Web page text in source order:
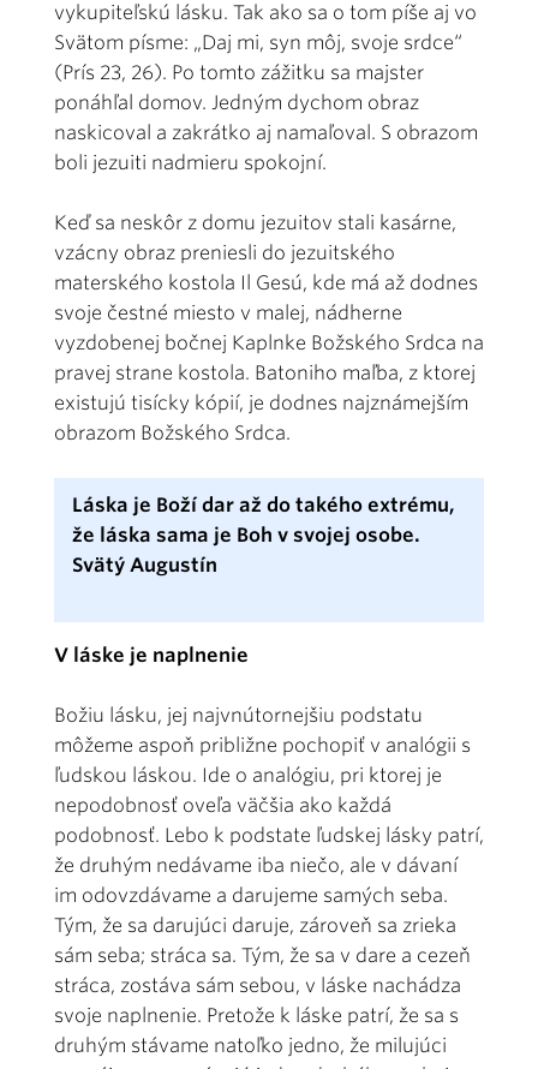
vykupiteľskú lásku. Tak ako sa o tom píše aj vo
Svätom písme: „Daj mi, syn môj, svoje srdce“
(Prís 23, 26). Po tomto zážitku sa majster
ponáhľal domov. Jedným dychom obraz
naskicoval a zakrátko aj namaľoval. S obrazom
boli jezuiti nadmieru spokojní.
Keď sa neskôr z domu jezuitov stali kasárne,
vzácny obraz preniesli do jezuitského
materského kostola Il Gesú, kde má až dodnes
svoje čestné miesto v malej, nádherne
vyzdobenej bočnej Kaplnke Božského Srdca na
pravej strane kostola. Batoniho maľba, z ktorej
existujú tisícky kópií, je dodnes najznámejším
obrazom Božského Srdca.
Láska je Boží dar až do takého extrému,
že láska sama je Boh v svojej osobe.
Svätý Augustín
V láske je naplnenie
Božiu lásku, jej najvnútornejšiu podstatu
môžeme aspoň približne pochopiť v analógii s
ľudskou láskou. Ide o analógiu, pri ktorej je
nepodobnosť oveľa väčšia ako každá
podobnosť. Lebo k podstate ľudskej lásky patrí,
že druhým nedávame iba niečo, ale v dávaní
im odovzdávame a darujeme samých seba.
Tým, že sa darujúci daruje, zároveň sa zrieka
sám seba; stráca sa. Tým, že sa v dare a cezeň
stráca, zostáva sám sebou, v láske nachádza
svoje naplnenie. Pretože k láske patrí, že sa s
druhým stávame natoľko jedno, že milujúci